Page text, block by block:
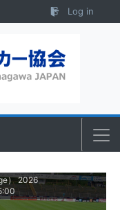
Log in
） 2026